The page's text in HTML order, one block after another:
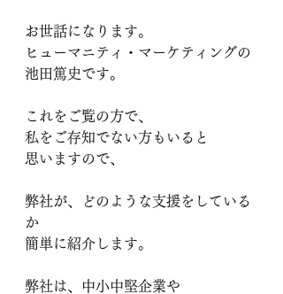
お世話になります。
ヒューマニティ・マーケティングの
池田篤史です。
これをご覧の方で、
私をご存知でない方もいると
思いますので、
弊社が、どのような支援をしている
か
簡単に紹介します。
弊社は、中小中堅企業や